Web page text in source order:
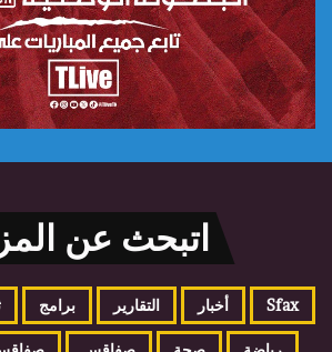
اتبحث عن
Sfax أخبار التقارير برامج